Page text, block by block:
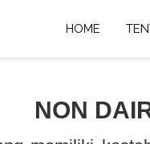
HOME
NON